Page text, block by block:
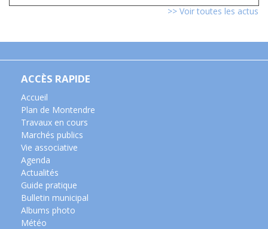
>> Voir toutes les actus
ACCÈS RAPIDE
Accueil
Plan de Montendre
Travaux en cours
Marchés publics
Vie associative
Agenda
Actualités
Guide pratique
Bulletin municipal
Albums photo
Météo